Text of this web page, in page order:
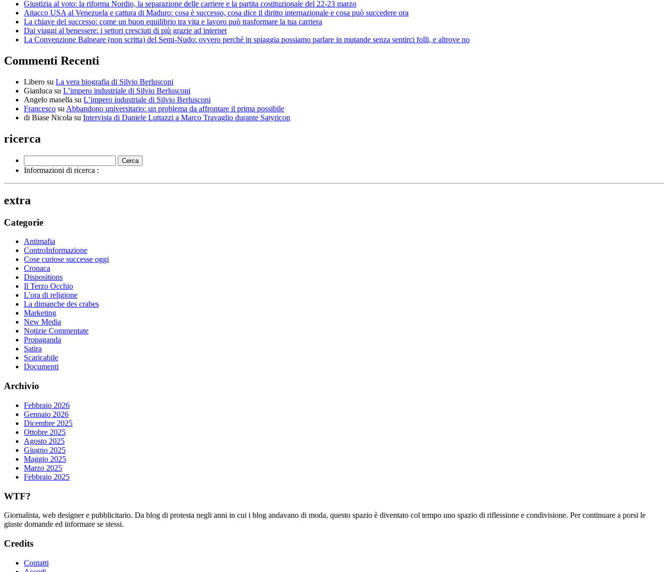
Giustizia al voto: la riforma Nordio, la separazione delle carriere e la partita costituzionale del 22-23 marzo
Attacco USA al Venezuela e cattura di Maduro: cosa è successo, cosa dice il diritto internazionale e cosa può succedere ora
La chiave del successo: come un buon equilibrio tra vita e lavoro può trasformare la tua carriera
Dai viaggi al benessere: i settori cresciuti di più grazie ad internet
La Convenzione Balneare (non scritta) del Semi-Nudo: ovvero perché in spiaggia possiamo parlare in mutande senza sentirci folli, e altrove no
Commenti Recenti
Libero su La vera biografia di Silvio Berlusconi
Gianluca su L’impero industriale di Silvio Berlusconi
Angelo masella su L’impero industriale di Silvio Berlusconi
Francesco su Abbandono universitario: un problema da affrontare il prima possibile
di Biase Nicola su Intervista di Daniele Luttazzi a Marco Travaglio durante Satyricon
ricerca
Informazioni di ricerca :
extra
Categorie
Antimafia
ControInformazione
Cose curiose successe oggi
Cronaca
Dispositions
Il Terzo Occhio
L'ora di religione
La dimanche des crabes
Marketing
New Media
Notizie Commentate
Propaganda
Satira
Scaricabile
Documenti
Archivio
Febbraio 2026
Gennaio 2026
Dicembre 2025
Ottobre 2025
Agosto 2025
Giugno 2025
Maggio 2025
Marzo 2025
Febbraio 2025
WTF?
Giornalista, web designer e pubblicitario. Da blog di protesta negli anni in cui i blog andavano di moda, questo spazio è diventato col tempo uno spazio di riflessione e condivisione. Per continuare a porsi le
giuste domande ed informare se stessi.
Credits
Contatti